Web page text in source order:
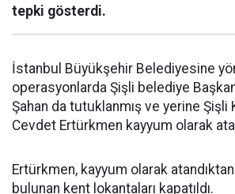
tepki gösterdi.
İstanbul Büyükşehir Belediyesine
operasyonlarda Şişli belediye
Şahan da tutuklanmış ve yerine Şişli
Cevdet Ertürkmen kayyum olarak
Ertürkmen, kayyum olarak
bulunan kent lokantaları kapatıldı.